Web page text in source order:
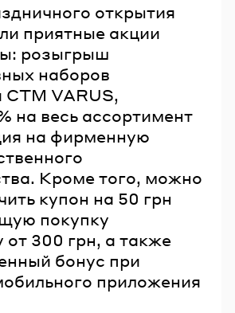
открытия
приятные акции
розыгрыш
наборов
СТМ VARUS,
на весь ассортимент
на фирменную
Кроме того, можно
купон на 50 грн
покупку
от 300 грн, а также
бонус при
приложения